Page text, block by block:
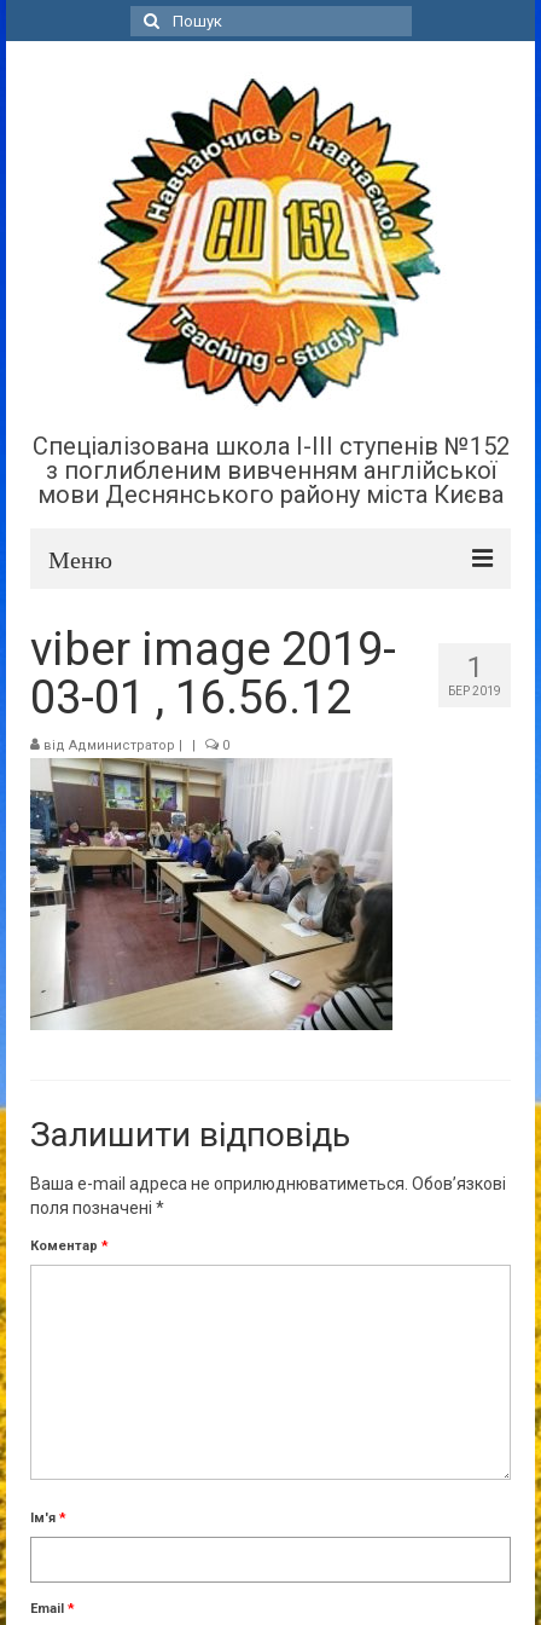
Пошук
для:
Спеціалізована школа І-ІІІ ступенів №152
з поглибленим вивченням англійської
мови Деснянського району міста Києва
Меню
Про школу
Дошка оголошень
Батькам та учням
Прозорість та відкритість
1
БЕР 2019
viber image 2019-
03-01 , 16.56.12
від Администратор | | 0
Залишити відповідь
Ваша e-mail адреса не оприлюднюватиметься. Обов’язкові
поля позначені *
Коментар *
Ім'я *
Email *